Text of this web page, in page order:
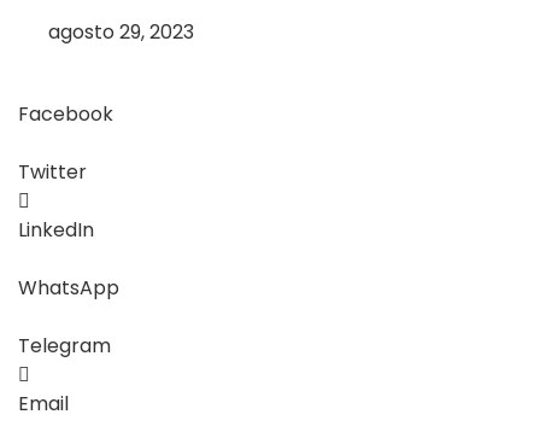
agosto 29, 2023
Facebook
Twitter
LinkedIn
WhatsApp
Telegram
Email